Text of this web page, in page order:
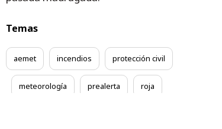
Temas
aemet incendios protección civil
meteorología prealerta roja